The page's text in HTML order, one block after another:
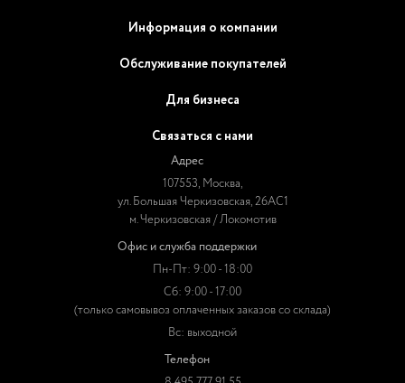
Информация о компании
Обслуживание покупателей
Для бизнеса
Связаться с нами
Адрес
107553, Москва,
ул. Большая Черкизовская, 26АС1
м. Черкизовская / Локомотив
Офис и служба поддержки
Пн-Пт: 9:00 - 18:00
Сб: 9:00 - 17:00
(только самовывоз оплаченных заказов со склада)
Вс: выходной
Телефон